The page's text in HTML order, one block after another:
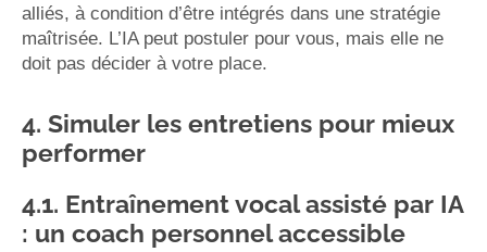
alliés, à condition d’être intégrés dans une stratégie
maîtrisée. L’IA peut postuler pour vous, mais elle ne
doit pas décider à votre place.
4. Simuler les entretiens pour mieux
performer
4.1. Entraînement vocal assisté par IA
: un coach personnel accessible